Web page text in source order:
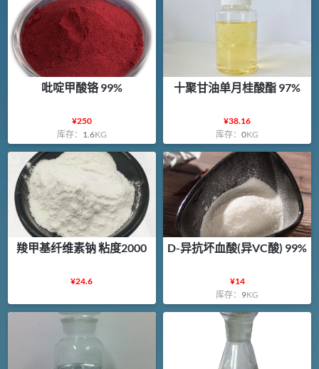
吡啶甲酸铬 99%
¥250
库存： 1.6KG
十聚甘油单月桂酸酯 97%
¥38.16
库存：0KG
羧甲基纤维素钠 粘度2000
¥24.6
D-异抗坏血酸(异VC酸) 99%
¥14
库存： 9KG